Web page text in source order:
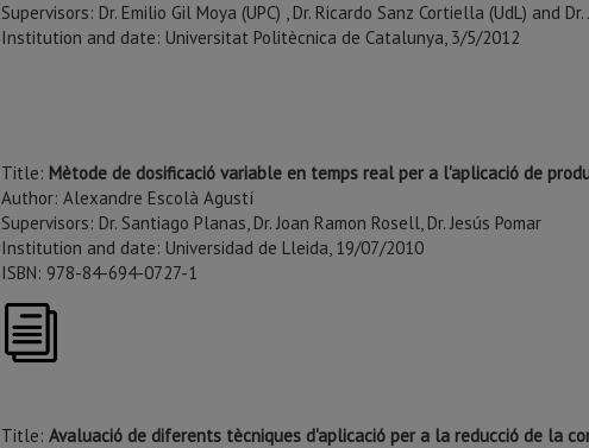
Supervisors: Dr. Emilio Gil Moya (UPC) , Dr. Ricardo Sanz Cortiella (UdL) and
Institution and date: Universitat Politècnica de Catalunya, 3/5/2012
Title: Mètode de dosificació variable en temps real per a l'aplicació de
Author: Alexandre Escolà Agustí
Supervisors: Dr. Santiago Planas, Dr. Joan Ramon Rosell, Dr. Jesús Pomar
Institution and date: Universidad de Lleida, 19/07/2010
ISBN: 978-84-694-0727-1
Title:Avaluació de diferents tècniques d'aplicació per a la reducció de la